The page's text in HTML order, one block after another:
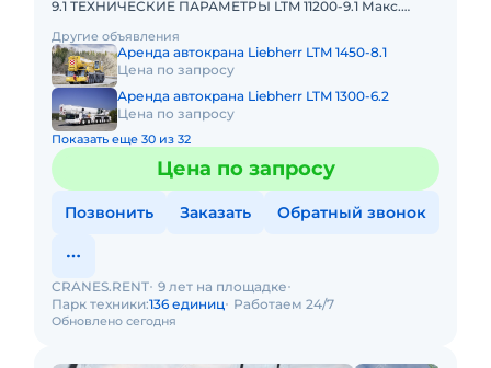
9.1 ТЕХНИЧЕСКИЕ ПАРАМЕТРЫ LTM 11200-9.1 Макс.
м Макс.
Другие объявления
Аренда автокрана Liebherr LTM 1450-8.1
Цена по запросу
Аренда автокрана Liebherr LTM 1300-6.2
Цена по запросу
Показать еще 30 из 32
Цена по запросу
Позвонить Заказать Обратный звонок
Обновлено сегодня
CRANES.RENT 9 лет на площадке
Парк техники:136 единиц Работаем 24/7